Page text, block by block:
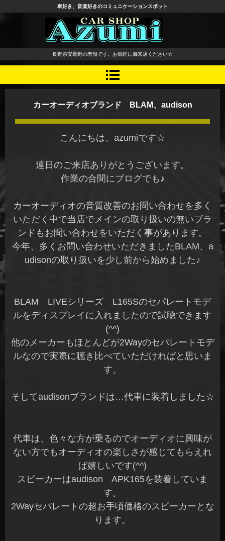
長野県 安曇野市 タイヤ ホ
イール デッドニング カーオ
ーディオ レカロシート
車好き、音楽好きのコミュニケーションスポット
長野県安曇野の老舗です。お気軽に御来店ください☆
カーオーディオブランド BLAM、audison
こんにちは、azumiです☆
連日のご来店ありがとうございます。
作業の合間にブログでも♪
カーオーディオの音質改善のお問い合わせを多く
いただく中で当店でメインの取り扱いの無いブラ
ンドもお問い合わせをいただく事があります。
今年、多くお問い合わせいただきましたBLAM、a
udisonの取り扱いを少し前から始めました♪
BLAM LIVEシリーズ L165Sのセパレートモデ
ルをディスプレイに入れましたので試聴できます
(^^)
他のメーカーもほとんどが2Wayのセパレートモデ
ルなので実際に聴き比べていただければと思いま
す。
そしてaudisonブランドは…代車に装着しました☆
代車は、色々な方が乗るのでオーディオに興味が
ない方でもオーディオの楽しさが感じてもらえれ
ば嬉しいです(^^)
スピーカーはaudison APK165を装着していま
す。
2Wayセパレートの超お手頃価格のスピーカーとな
ります。